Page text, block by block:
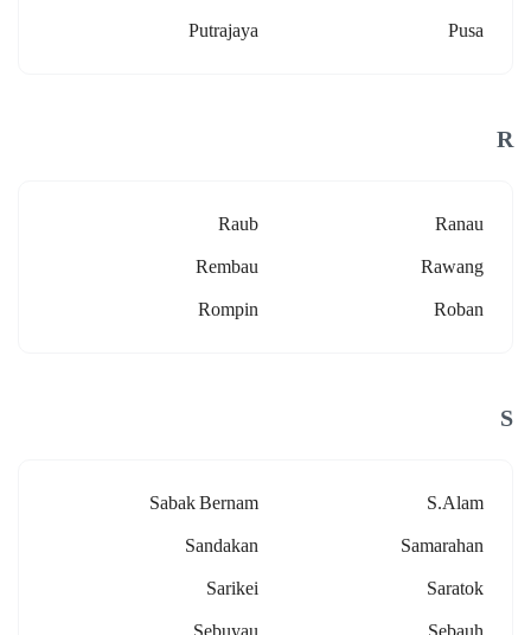
Pusa
Putrajaya
R
Ranau
Raub
Rawang
Rembau
Roban
Rompin
S
S.alam
Sabak Bernam
Samarahan
Sandakan
Saratok
Sarikei
Sebauh
Sebuyau